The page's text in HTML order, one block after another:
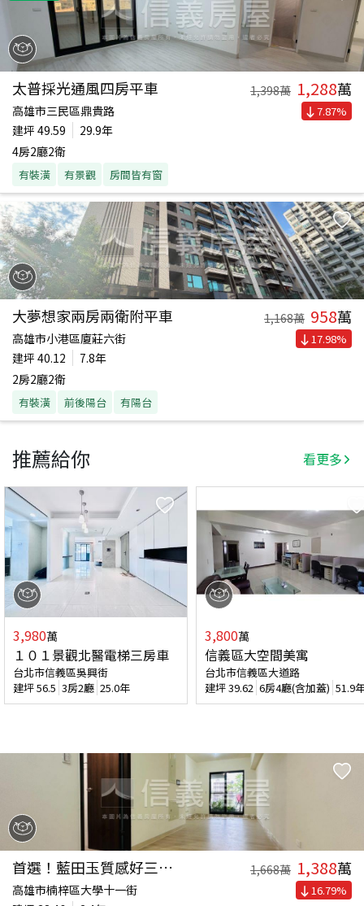
太普採光通風四房平車 1,398萬 1,288萬
高雄市三民區鼎貴路
建坪 49.59
29.9年
4房2廳2衛
有裝潢 有景觀 房間皆有窗
7.87%
大夢想家兩房兩衛附平車 1,168萬 958萬
高雄市小港區廈莊六街
建坪 40.12
7.8年
2房2廳2衛
有裝潢 前後陽台 有陽台
17.98%
推薦給你 看更多
3,980萬
１０１景觀北醫電梯三房車
台北市信義區吳興街
建坪56.5 3房2廳 25.0年
3,800萬
信義區大空間美寓
台北市信義區大道路
建坪39.62 6房4廳(含加蓋) 51.9
首選！藍田玉質感好三房車 1,668萬 1,388萬
高雄市楠梓區大學十一街
16.79%